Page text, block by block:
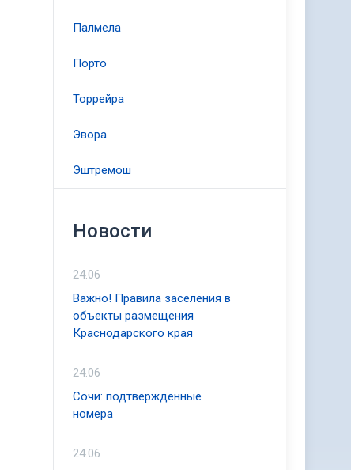
Палмела
Порто
Торрейра
Эвора
Эштремош
Новости
24.06
Важно! Правила заселения в
объекты размещения
Краснодарского края
24.06
Сочи: подтвержденные
номера
24.06